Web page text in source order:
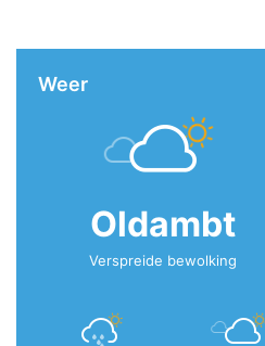
Weer
Oldambt
Verspreide bewolking